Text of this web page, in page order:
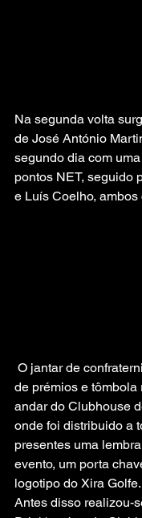
Na segunda volta
de José António
segundo dia com
pontos NET, seguido
e Luís Coelho, ambos
de prémios e tômbola
andar do Clubhouse
onde foi distribuido a
presentes uma
evento, um porta
logotipo do Xira Golfe.
Antes disso realizou-